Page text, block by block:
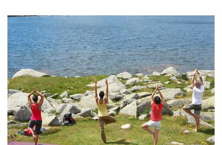
Pique-nique composé d'une salade différente chaque
jour, charcuterie de montagne, fromage du Queyras,
pâtisserie maison, fruit, chocolat, barres de céréales.
Si vous êtes soumis à un régime spécifique (sans gluten,
sans lactose, ...) ou végétarien, nos petites structures
adapteront au mieux vos menus dans la limite de leurs
capacité (notamment d'approvisionnement). N'oubliez
pas de nous prévenir, il faudra néanmoins,
impérativement prévoir des substituts adaptés a vos
besoins, notamment le pain, les encas, lait spéciaux,
essentiellement pour les pique nique !